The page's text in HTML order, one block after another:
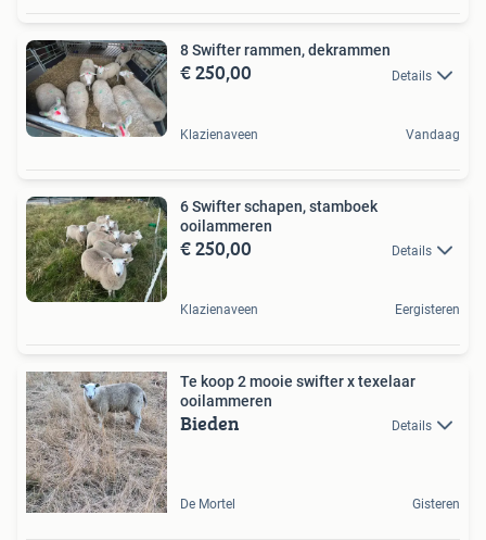
8 Swifter rammen, dekrammen
€ 250,00 Details
Klazienaveen Vandaag
6 Swifter schapen, stamboek
ooilammeren
€ 250,00 Details
Klazienaveen Eergisteren
Te koop 2 mooie swifter x texelaar
ooilammeren
Bieden Details
De Mortel Gisteren